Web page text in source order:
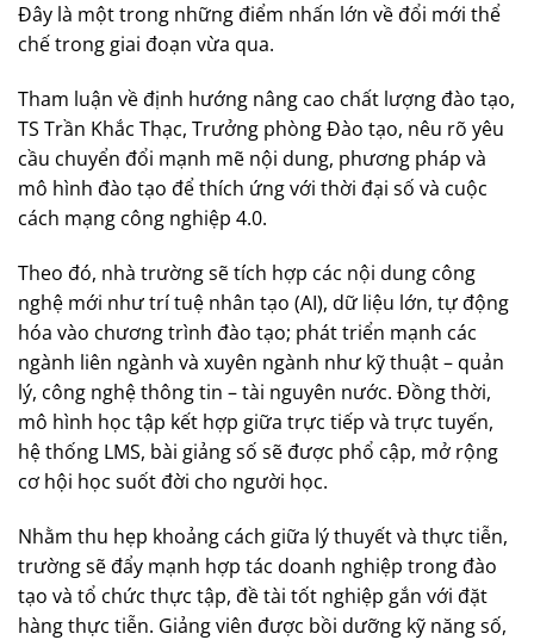
Đây là một trong những điểm nhấn lớn về đổi mới thể
chế trong giai đoạn vừa qua.
Tham luận về định hướng nâng cao chất lượng đào tạo,
TS Trần Khắc Thạc, Trưởng phòng Đào tạo, nêu rõ yêu
cầu chuyển đổi mạnh mẽ nội dung, phương pháp và
mô hình đào tạo để thích ứng với thời đại số và cuộc
cách mạng công nghiệp 4.0.
Theo đó, nhà trường sẽ tích hợp các nội dung công
nghệ mới như trí tuệ nhân tạo (AI), dữ liệu lớn, tự động
hóa vào chương trình đào tạo; phát triển mạnh các
ngành liên ngành và xuyên ngành như kỹ thuật – quản
lý, công nghệ thông tin – tài nguyên nước. Đồng thời,
mô hình học tập kết hợp giữa trực tiếp và trực tuyến,
hệ thống LMS, bài giảng số sẽ được phổ cập, mở rộng
cơ hội học suốt đời cho người học.
Nhằm thu hẹp khoảng cách giữa lý thuyết và thực tiễn,
trường sẽ đẩy mạnh hợp tác doanh nghiệp trong đào
tạo và tổ chức thực tập, đề tài tốt nghiệp gắn với đặt
hàng thực tiễn. Giảng viên được bồi dưỡng kỹ năng số,